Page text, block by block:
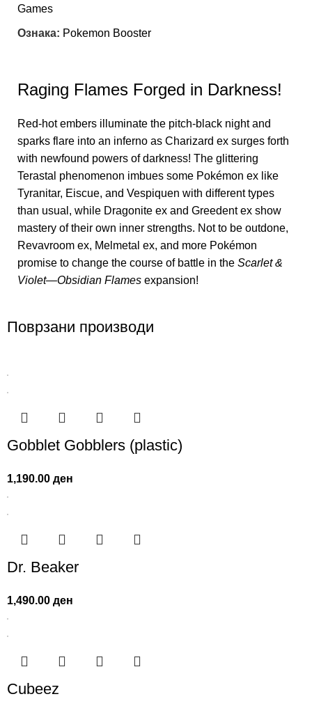
Games
Ознака: Pokemon Booster
Raging Flames Forged in Darkness!
Red-hot embers illuminate the pitch-black night and
sparks flare into an inferno as Charizard ex surges forth
with newfound powers of darkness! The glittering
Terastal phenomenon imbues some Pokémon ex like
Tyranitar, Eiscue, and Vespiquen with different types
than usual, while Dragonite ex and Greedent ex show
mastery of their own inner strengths. Not to be outdone,
Revavroom ex, Melmetal ex, and more Pokémon
promise to change the course of battle in the Scarlet &
Violet—Obsidian Flames expansion!
Поврзани производи
Gobblet Gobblers (plastic)
1,190.00ден
Dr. Beaker
1,490.00ден
Cubeez